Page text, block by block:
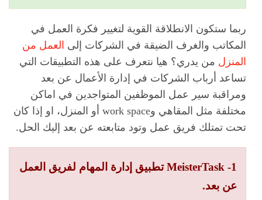
ربما ستكون الانطلاقة القوية لتغيير فكرة العمل في
المكاتب والغرف الضيقة في الشركات إلى العمل من
المنزل من يدري؟ هيا نتعرف على هذه التطبيقات التي
تساعد أرباب الشركات في إدارة الأعمال عن بعد
ومراقبة سير عمل الموظفين المتواجدين في اماكن
مختلفة مثل المقاهي وwork space أو المنزل، او إذا كان
تحت تمتلك فريق عمل وتود متابعته عن بعد إليك الحل.
1- MeisterTask تطبيق إدارة المهام لفريق العمل
عن بعد.